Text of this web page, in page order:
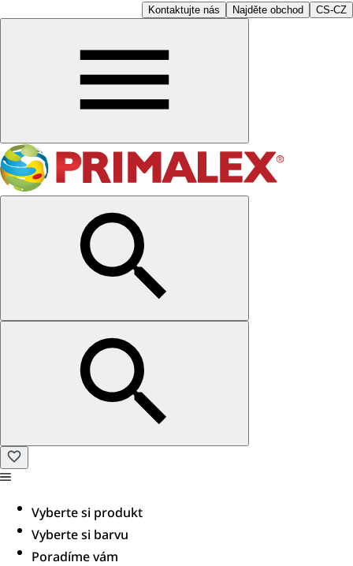
Kontaktujte nás Najděte obchod CS-CZ
Vyberte si produkt
Vyberte si barvu
Poradíme vám​